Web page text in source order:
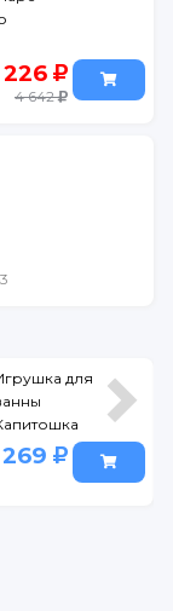
4 642
для
Малышарики
Ежик
269